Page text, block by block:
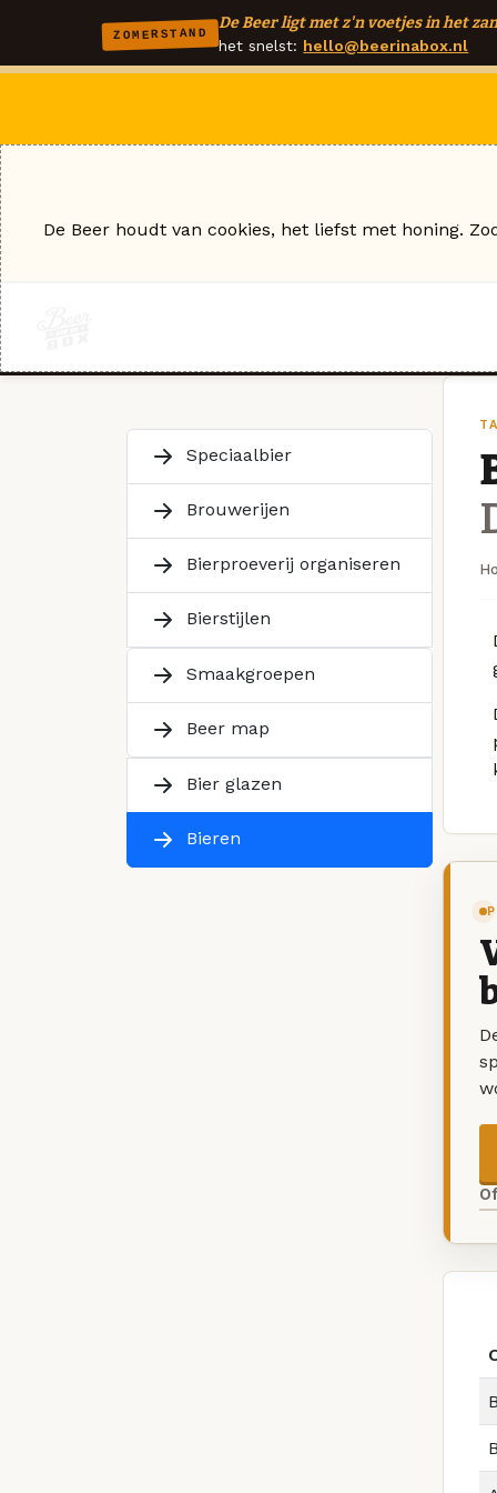
ZOMERSTAND
De Beer ligt met z'n voetjes in het
het snelst: hello@beerinabox.nl
Speciaalbier
Brouwerijen
Bierproeverij organiseren
Bierstijlen
Smaakgroepen
Beer map
Bier glazen
Bieren
De Beer houdt van cookies, het liefst met honing.